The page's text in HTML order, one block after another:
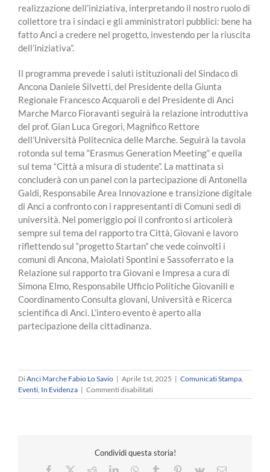
realizzazione dell’iniziativa, interpretando il nostro ruolo di
collettore tra i sindaci e gli amministratori pubblici: bene ha
fatto Anci a credere nel progetto, investendo per la riuscita
dell’iniziativa”.
Il programma prevede i saluti istituzionali del Sindaco di
Ancona Daniele Silvetti, del Presidente della Giunta
Regionale Francesco Acquaroli e del Presidente di Anci
Marche Marco Fioravanti seguirà la relazione introduttiva
del prof. Gian Luca Gregori, Magnifico Rettore
dell’Università Politecnica delle Marche. Seguirà la tavola
rotonda sul tema “Erasmus Generation Meeting” e quella
sul tema “Città a misura di studente”. La mattinata si
concluderà con un panel con la partecipazione di Antonella
Galdi, Responsabile Area Innovazione e transizione digitale
di Anci a confronto con i rappresentanti di Comuni sedi di
università. Nel pomeriggio poi il confronto si articolerà
sempre sul tema del rapporto tra Città, Giovani e lavoro
riflettendo sul “progetto Startan” che vede coinvolti i
comuni di Ancona, Maiolati Spontini e Sassoferrato e la
Relazione sul rapporto tra Giovani e Impresa a cura di
Simona Elmo, Responsabile Ufficio Politiche Giovanili e
Coordinamento Consulta giovani, Università e Ricerca
scientifica di Anci. L’intero evento è aperto alla
partecipazione della cittadinanza.
DiAnci Marche Fabio Lo Savio | Aprile 1st, 2025 | Comunicati Stampa
Eventi In Evidenza | Commenti disabilitatisu
Ecosistemi
città
universitarie
Condividi questa storia!
Facebook
RedditLinkedInWhatsApp
Tumblr Pinterest
Vk Email